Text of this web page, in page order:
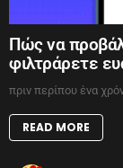
Πώς να
φιλτράρετε
πριν περίπου ένα
READ MORE